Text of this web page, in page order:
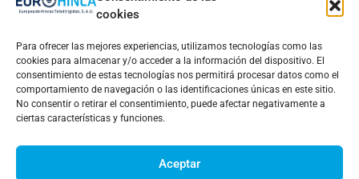
cookies
Para ofrecer las mejores experiencias, utilizamos tecnologías como las
cookies para almacenar y/o acceder a la información del dispositivo. El
consentimiento de estas tecnologías nos permitirá procesar datos como el
comportamiento de navegación o las identificaciones únicas en este sitio.
No consentir o retirar el consentimiento, puede afectar negativamente a
ciertas características y funciones.
Aceptar